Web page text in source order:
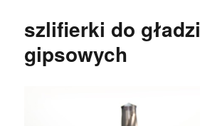
szlifierki do gładzi
gipsowych